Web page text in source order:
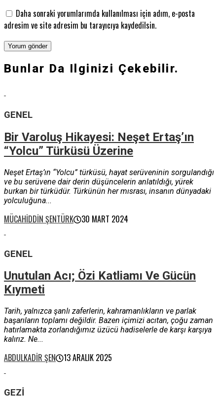
Daha sonraki yorumlarımda kullanılması için adım, e-posta
adresim ve site adresim bu tarayıcıya kaydedilsin.
Bunlar Da Ilginizi Çekebilir.
GENEL
Bir Varoluş Hikayesi: Neşet Ertaş’ın
“Yolcu” Türküsü Üzerine
Neşet Ertaş’ın “Yolcu” türküsü, hayat serüveninin sorgulandığı
ve bu serüvene dair derin düşüncelerin anlatıldığı, yürek
burkan bir türküdür. Türkünün her mısrası, insanın dünyadaki
yolculuğuna...
MÜCAHIDDIN ŞENTÜRK 30 MART 2024
GENEL
Unutulan Acı; Özi Katliamı Ve Gücün
Kıymeti
Tarih, yalnızca şanlı zaferlerin, kahramanlıkların ve parlak
başarıların toplamı değildir. Bazen içimizi acıtan, çoğu zaman
hatırlamakta zorlandığımız üzücü hadiselerle de karşı karşıya
kalırız. Ne...
ABDULKADIR ŞEN 13 ARALIK 2025
GEZI